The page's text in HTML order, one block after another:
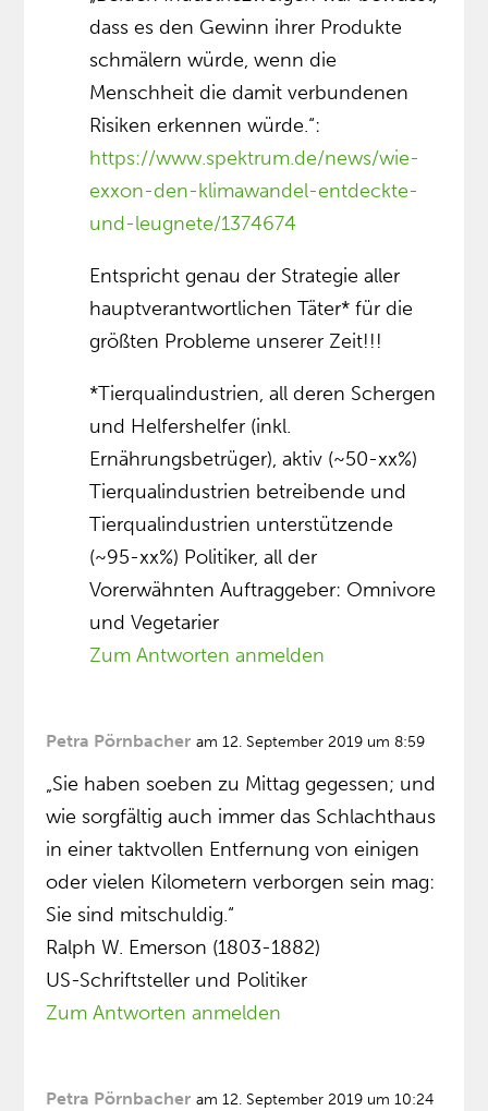
dass es den Gewinn ihrer Produkte
schmälern würde, wenn die
Menschheit die damit verbundenen
Risiken erkennen würde.“:
https://www.spektrum.de/news/wie-
exxon-den-klimawandel-entdeckte-
und-leugnete/1374674
Entspricht genau der Strategie aller
hauptverantwortlichen Täter* für die
größten Probleme unserer Zeit!!!
*Tierqualindustrien, all deren Schergen
und Helfershelfer (inkl.
Ernährungsbetrüger), aktiv (~50-xx%)
Tierqualindustrien betreibende und
Tierqualindustrien unterstützende
(~95-xx%) Politiker, all der
Vorerwähnten Auftraggeber: Omnivore
und Vegetarier
Zum Antworten anmelden
Petra Pörnbacher am 12. September 2019 um 8:59
„Sie haben soeben zu Mittag gegessen; und
wie sorgfältig auch immer das Schlachthaus
in einer taktvollen Entfernung von einigen
oder vielen Kilometern verborgen sein mag:
Sie sind mitschuldig.“
Ralph W. Emerson (1803-1882)
US-Schriftsteller und Politiker
Zum Antworten anmelden
Petra Pörnbacher am 12. September 2019 um 10:24